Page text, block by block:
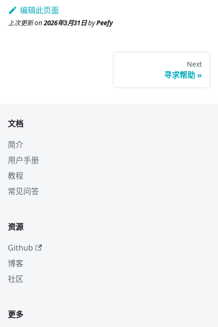
编辑此页面
上次更新on2026年3月31日byPeefy
Next
寻求帮助
文档
简介
用户手册
教程
常见问答
资源
Github
博客
社区
更多